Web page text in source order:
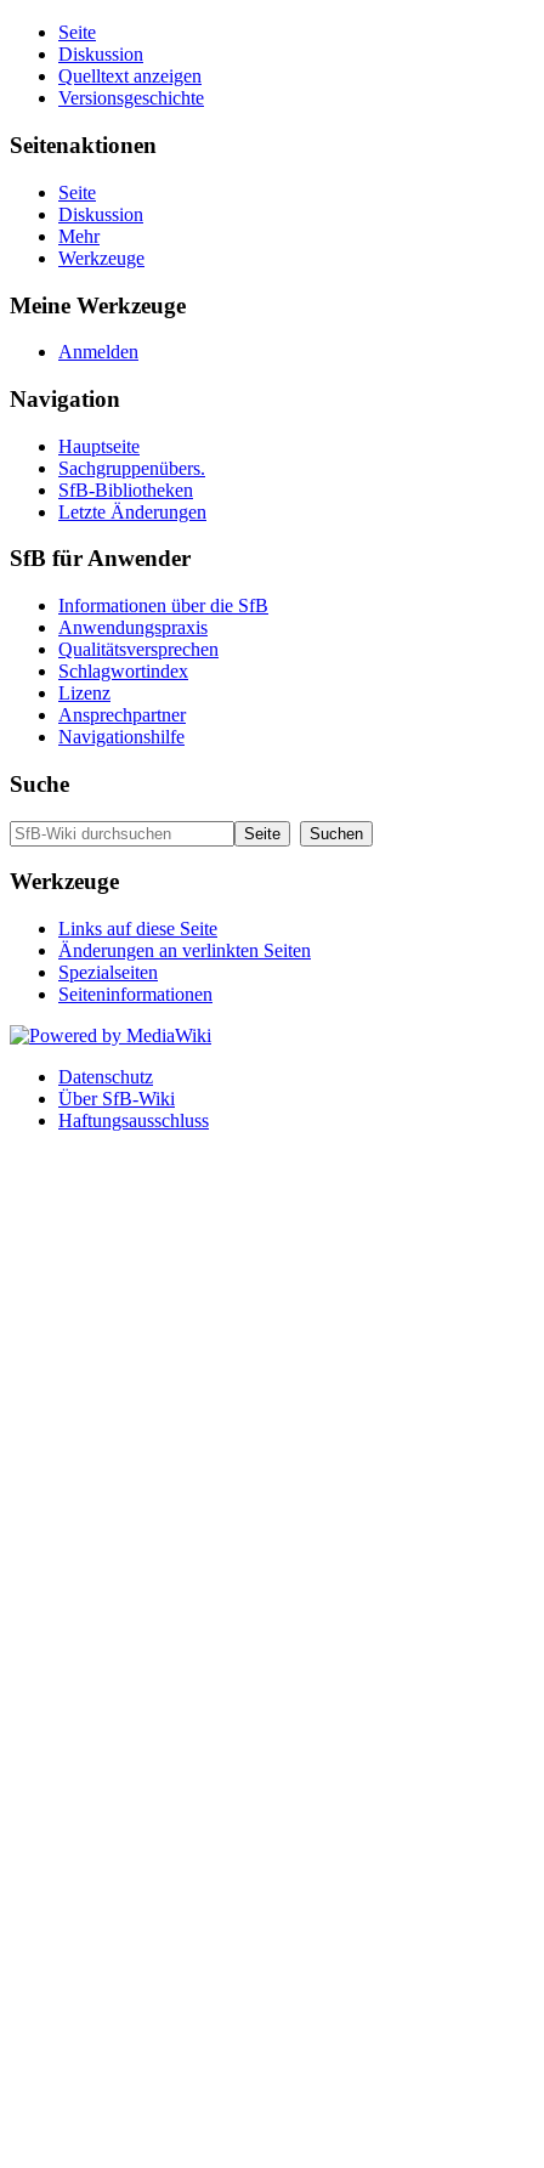
Seite
Diskussion
Quelltext anzeigen
Versionsgeschichte
Seitenaktionen
Seite
Diskussion
Mehr
Werkzeuge
Meine Werkzeuge
Anmelden
Navigation
Hauptseite
Sachgruppenübers.
SfB-Bibliotheken
Letzte Änderungen
SfB für Anwender
Informationen über die SfB
Anwendungspraxis
Qualitätsversprechen
Schlagwortindex
Lizenz
Ansprechpartner
Navigationshilfe
Suche
Werkzeuge
Links auf diese Seite
Änderungen an verlinkten Seiten
Spezialseiten
Seiten­informationen
Datenschutz
Über SfB-Wiki
Haftungsausschluss